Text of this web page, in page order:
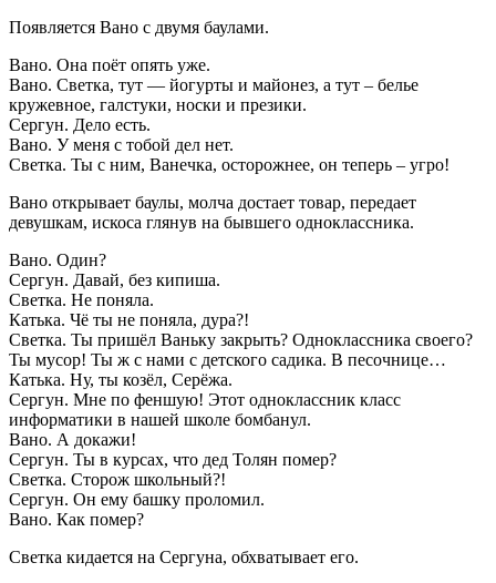
Появляется Вано с двумя баулами.
Вано. Она поёт опять уже.
Вано. Светка, тут — йогурты и майонез, а тут – белье
кружевное, галстуки, носки и презики.
Сергун. Дело есть.
Вано. У меня с тобой дел нет.
Светка. Ты с ним, Ванечка, осторожнее, он теперь – угро!
Вано открывает баулы, молча достает товар, передает
девушкам, искоса глянув на бывшего одноклассника.
Вано. Один?
Сергун. Давай, без кипиша.
Светка. Не поняла.
Катька. Чё ты не поняла, дура?!
Светка. Ты пришёл Ваньку закрыть? Одноклассника своего?
Ты мусор! Ты ж с нами с детского садика. В песочнице…
Катька. Ну, ты козёл, Серёжа.
Сергун. Мне по феншую! Этот одноклассник класс
информатики в нашей школе бомбанул.
Вано. А докажи!
Сергун. Ты в курсах, что дед Толян помер?
Светка. Сторож школьный?!
Сергун. Он ему башку проломил.
Вано. Как помер?
Светка кидается на Сергуна, обхватывает его.